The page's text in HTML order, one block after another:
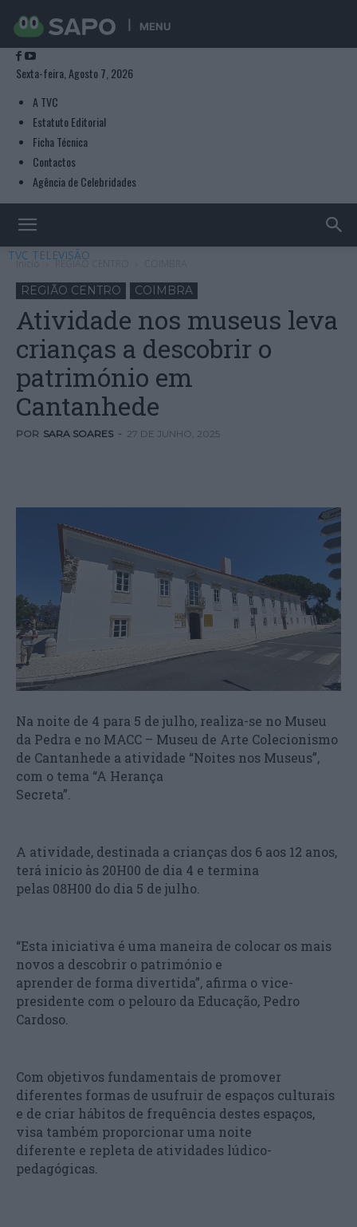
MENU
Sexta-feira, Agosto 7, 2026
A TVC
Estatuto Editorial
Ficha Técnica
Contactos
Agência de Celebridades
TVC TELEVISÃO
Início REGIÃO CENTRO
REGIÃO CENTRO COIMBRA
Atividade nos museus leva
crianças a descobrir o
património em
Cantanhede
POR SARA SOARES - 27 DE JUNHO, 2025
Na noite de 4 para 5 de julho, realiza-se no Museu
da Pedra e no MACC – Museu de Arte Colecionismo
de Cantanhede a atividade “Noites nos Museus”,
com o tema “A Herança
Secreta”.
A atividade, destinada a crianças dos 6 aos 12 anos,
terá início às 20H00 de dia 4 e termina
pelas 08H00 do dia 5 de julho.
“Esta iniciativa é uma maneira de colocar os mais
novos a descobrir o património e
aprender de forma divertida”, afirma o vice-
presidente com o pelouro da Educação, Pedro
Cardoso.
Com objetivos fundamentais de promover
diferentes formas de usufruir de espaços culturais
e de criar hábitos de frequência destes espaços,
visa também proporcionar uma noite
diferente e repleta de atividades lúdico-
pedagógicas.